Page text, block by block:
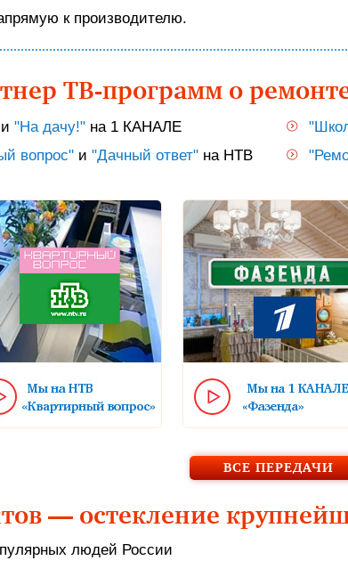
к производителю.
ТВ-программ о
и "На дачу!" на 1 КАНАЛЕ
вопрос" и "Дачный ответ" на НТВ
ВСЕ ПЕРЕДАЧИ
— остекление
людей России